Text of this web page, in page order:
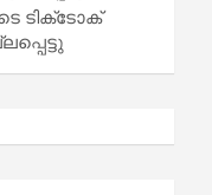
ടിക്‌ടോക്